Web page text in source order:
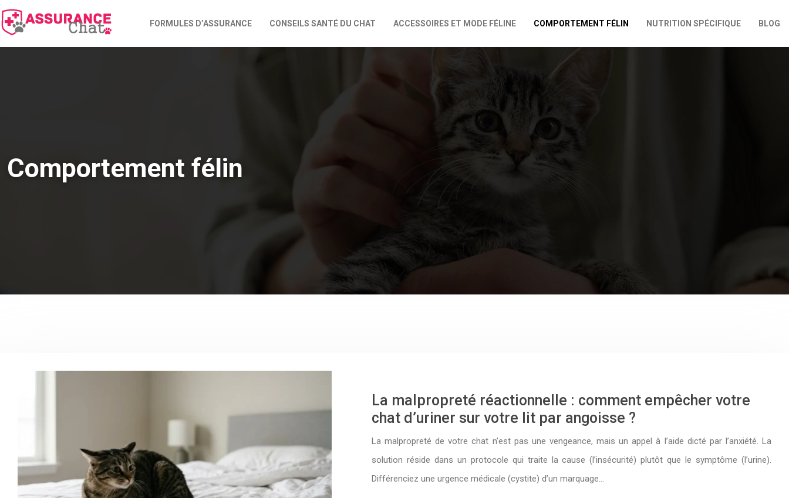
FORMULES D’ASSURANCE CONSEILS SANTÉ DU CHAT ACCESSOIRES ET MODE FÉLINE COMPORTEMENT FÉLIN NUTRITION SPÉCIFIQUE BLOG
Comportement félin
La malpropreté réactionnelle : comment empêcher votre
chat d’uriner sur votre lit par angoisse ?
La malpropreté de votre chat n’est pas une vengeance, mais un appel à l’aide dicté par l’anxiété. La
solution réside dans un protocole qui traite la cause (l’insécurité) plutôt que le symptôme (l’urine).
Différenciez une urgence médicale (cystite) d’un marquage…